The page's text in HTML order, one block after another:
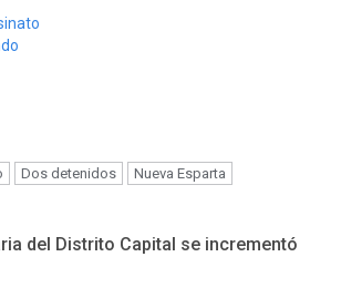
Dos detenidos Nueva Esparta
del Distrito Capital se incrementó
Funsone benefició a 46